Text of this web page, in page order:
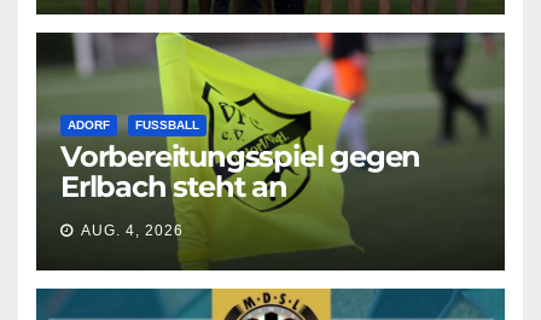
ADORF FUSSBALL
Vorbereitungsspiel gegen
Erlbach steht an
AUG. 4, 2026